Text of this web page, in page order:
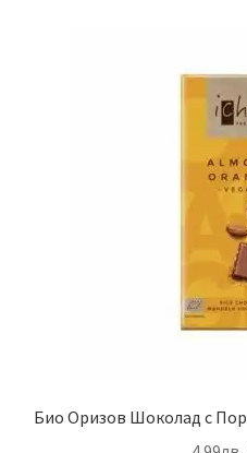
Био Оризов Шоколад с